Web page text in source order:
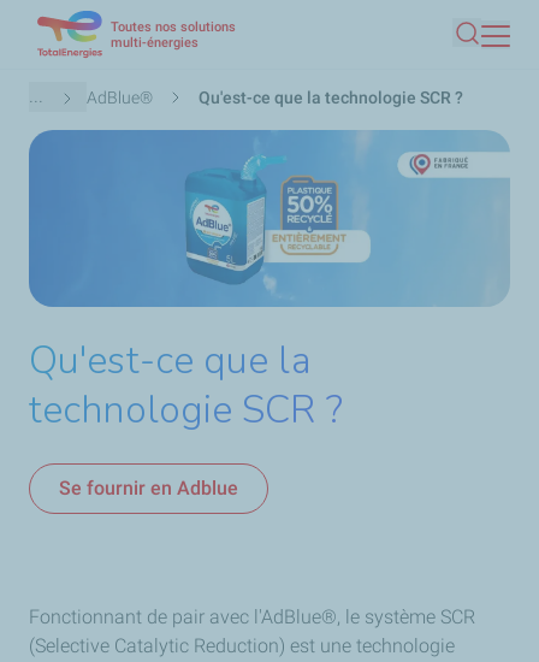
contenu
Toutes nos solutions
multi-énergies
Fil
d'Ariane
... AdBlue® Qu'est-ce que la technologie SCR ?
Qu'est-ce que la
technologie SCR ?
Se fournir en Adblue
Fonctionnant de pair avec l'AdBlue®, le système SCR
(Selective Catalytic Reduction) est une technologie